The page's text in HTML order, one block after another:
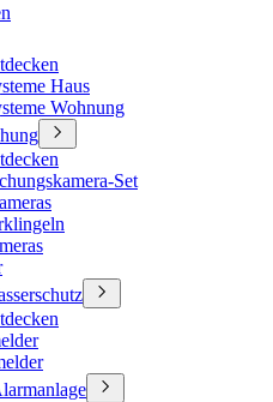
Haus
Wohnung
Set